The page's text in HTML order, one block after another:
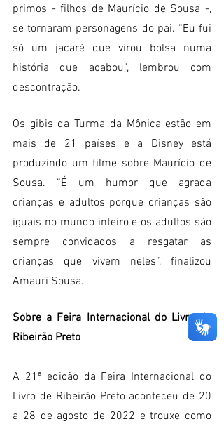
primos - filhos de Maurício de Sousa -,
se tornaram personagens do pai. “Eu fui
só um jacaré que virou bolsa numa
história que acabou”, lembrou com
descontração.
Os gibis da Turma da Mônica estão em
mais de 21 países e a Disney está
produzindo um filme sobre Maurício de
Sousa. “É um humor que agrada
crianças e adultos porque crianças são
iguais no mundo inteiro e os adultos são
sempre convidados a resgatar as
crianças que vivem neles”, finalizou
Amauri Sousa.
Sobre a Feira Internacional do Livro de
Ribeirão Preto
A 21ª edição da Feira Internacional do
Livro de Ribeirão Preto aconteceu de 20
a 28 de agosto de 2022 e trouxe como